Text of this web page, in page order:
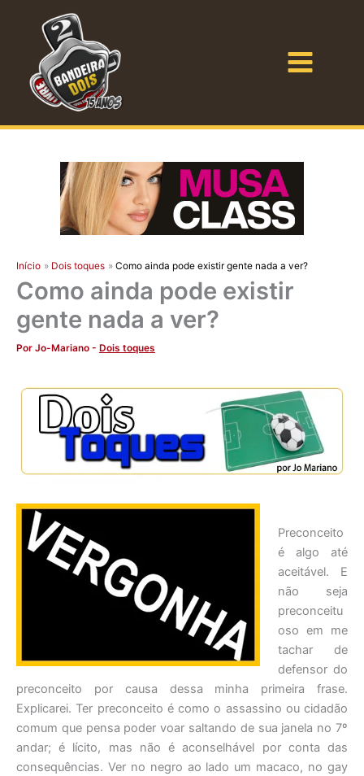
conteúdo
Início Dois toques Como ainda pode existir gente nada a ver?
Como ainda pode existir
gente nada a ver?
Por Jo-Mariano - Dois toques
Preconceito
é algo até
aceitável. E
não seja
preconceitu
oso em me
tachar de
defensor do
preconceito por causa dessa minha primeira frase.
Explicarei. Ter preconceito é como o assassino ou cidadão
comum que pensa poder voar saltando de sua janela no 7º
andar; é lícito, mas não é aconselhável por conta das
consequências. Ver no negro ao lado um macaco, no gay